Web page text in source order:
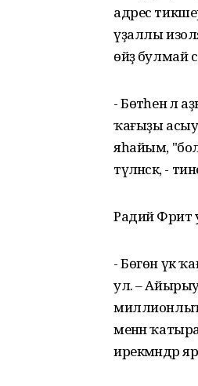
адрес
үҙаллы
өйҙә булмай
- Бөтәһенә
ҡағыҙы
яһайым,
түләнәсәк, -
Радий Фәрит
- Бөгөн үк
ул. –
миллионлыҡ
менән
ирекмәндәр